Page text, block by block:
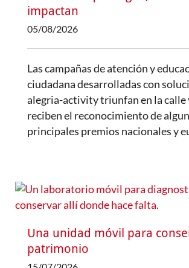
impactan
05/08/2026
Las campañas de atención y
ciudadana desarrolladas con
alegria-activity triunfan en la calle
reciben el reconocimiento de
principales premios nacionales y
Una unidad móvil para
patrimonio